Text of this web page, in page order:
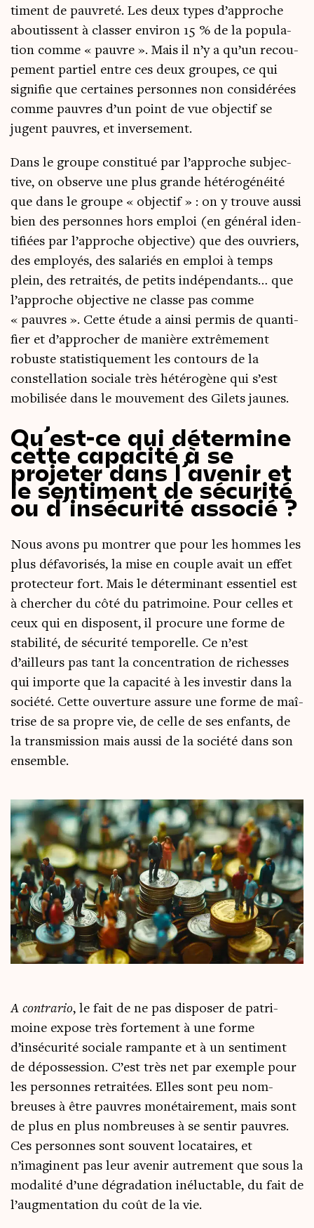
ti­ment de pau­vre­té. Les deux types d’approche
abou­tissent à clas­ser envi­ron 15 % de la popu­la­
tion comme « pauvre ». Mais il n’y a qu’un recou­
pe­ment par­tiel entre ces deux groupes, ce qui
signi­fie que cer­taines per­sonnes non consi­dé­rées
comme pauvres d’un point de vue objec­tif se
jugent pauvres, et inversement.
Dans le groupe consti­tué par l’approche sub­jec­
tive, on observe une plus grande hété­ro­gé­néi­té
que dans le groupe « objec­tif » : on y trouve aus­si
bien des per­sonnes hors emploi (en géné­ral iden­
ti­fiées par l’approche objec­tive) que des ouvriers,
des employés, des sala­riés en emploi à temps
plein, des retrai­tés, de petits indé­pen­dants… que
l’approche objec­tive ne classe pas comme
« pauvres ». Cette étude a ain­si per­mis de quan­ti­
fier et d’approcher de manière extrê­me­ment
robuste sta­tis­ti­que­ment les contours de la
constel­la­tion sociale très hété­ro­gène qui s’est
mobi­li­sée dans le mou­ve­ment des Gilets jaunes.
Qu’est-ce qui détermine
cette capacité à se
projeter dans l’avenir et
le sentiment de sécurité
ou d’insécurité associé ?
Nous avons pu mon­trer que pour les hommes les
plus défa­vo­ri­sés, la mise en couple avait un effet
pro­tec­teur fort. Mais le déter­mi­nant essen­tiel est
à cher­cher du côté du patri­moine. Pour celles et
ceux qui en dis­posent, il pro­cure une forme de
sta­bi­li­té, de sécu­ri­té tem­po­relle. Ce n’est
d’ailleurs pas tant la concen­tra­tion de richesses
qui importe que la capa­ci­té à les inves­tir dans la
socié­té. Cette ouver­ture assure une forme de maî­
trise de sa propre vie, de celle de ses enfants, de
la trans­mis­sion mais aus­si de la socié­té dans son
ensemble.
A contra­rio, le fait de ne pas dis­po­ser de patri­
moine expose très for­te­ment à une forme
d’insécurité sociale ram­pante et à un sen­ti­ment
de dépos­ses­sion. C’est très net par exemple pour
les per­sonnes retrai­tées. Elles sont peu nom­
breuses à être pauvres moné­tai­re­ment, mais sont
de plus en plus nom­breuses à se sen­tir pauvres.
Ces per­sonnes sont sou­vent loca­taires, et
n’imaginent pas leur ave­nir autre­ment que sous la
moda­li­té d’une dégra­da­tion iné­luc­table, du fait de
l’augmentation du coût de la vie.